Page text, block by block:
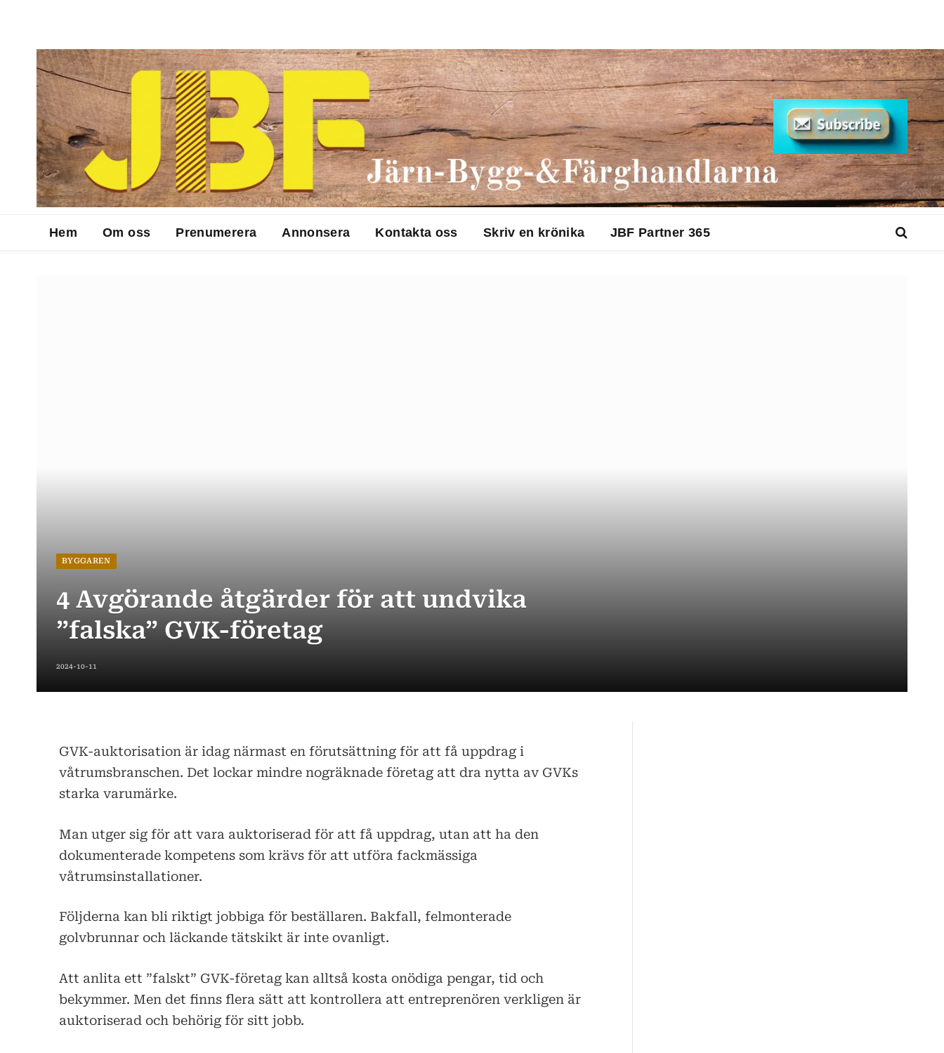
Hem Om oss Prenumerera Annonsera Kontakta oss Skriv en krönika JBF Partner 365
BYGGAREN
4 Avgörande åtgärder för att undvika
”falska” GVK-företag
2024-10-11
GVK-auktorisation är idag närmast en förutsättning för att få uppdrag i
våtrumsbranschen. Det lockar mindre nogräknade företag att dra nytta av GVKs
starka varumärke.
Man utger sig för att vara auktoriserad för att få uppdrag, utan att ha den
dokumenterade kompetens som krävs för att utföra fackmässiga
våtrumsinstallationer.
Följderna kan bli riktigt jobbiga för beställaren. Bakfall, felmonterade
golvbrunnar och läckande tätskikt är inte ovanligt.
Att anlita ett ”falskt” GVK-företag kan alltså kosta onödiga pengar, tid och
bekymmer. Men det finns flera sätt att kontrollera att entreprenören verkligen är
auktoriserad och behörig för sitt jobb.